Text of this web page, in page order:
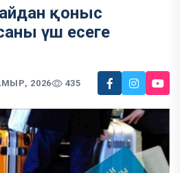
қоныс
үш есеге
2026 435